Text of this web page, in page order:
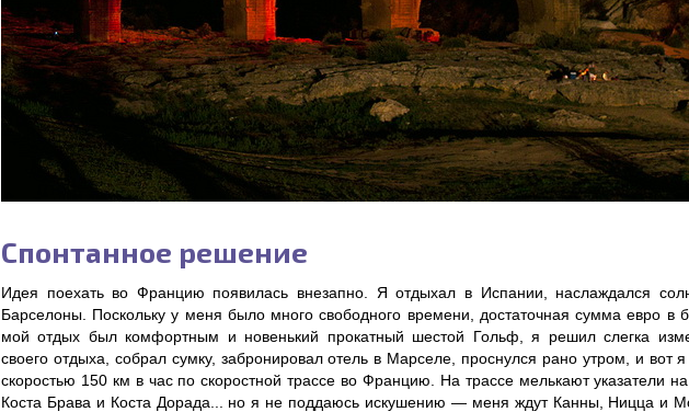
Спонтанное решение
Идея поехать во Францию появилась внезапно. Я отдыхал в Испании, наслаждался
Барселоны. Поскольку у меня было много свободного времени, достаточная сумма евро в
мой отдых был комфортным и новенький прокатный шестой Гольф, я решил слегка
своего отдыха, собрал сумку, забронировал отель в Марселе, проснулся рано утром, и вот
скоростью 150 км в час по скоростной трассе во Францию. На трассе мелькают указатели
Коста Брава и Коста Дорада... но я не поддаюсь искушению — меня ждут Канны, Ницца и